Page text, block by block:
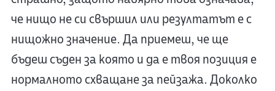
че нищо не си свършил или резултатът е с
нищожно значение. Да приемеш, че ще
бъдеш съден за която и да е твоя позиция е
нормалното схващане за пейзажа. Доколко